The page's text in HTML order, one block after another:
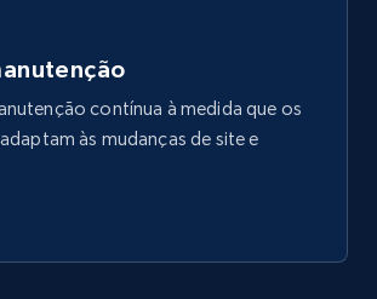
contínua à medida que os
às mudanças de site e